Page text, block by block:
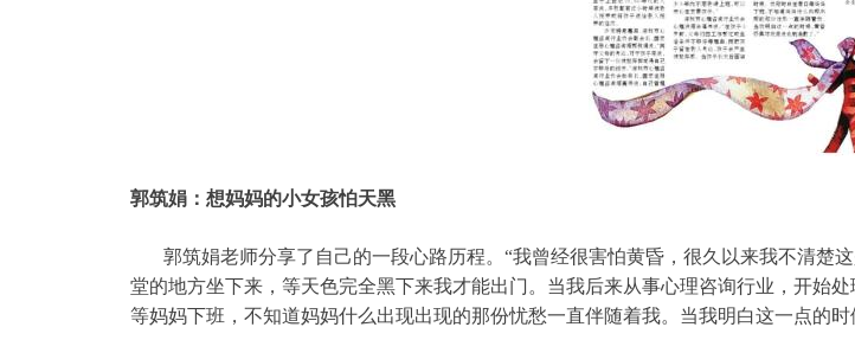
郭筑娟：想妈妈的小女孩怕天黑
郭筑娟老师分享了自己的一段心路历程。“我曾经很害怕黄昏，很久以来我不清楚
堂的地方坐下来，等天色完全黑下来我才能出门。当我后来从事心理咨询行业，开始
等妈妈下班，不知道妈妈什么出现出现的那份忧愁一直伴随着我。当我明白这一点的